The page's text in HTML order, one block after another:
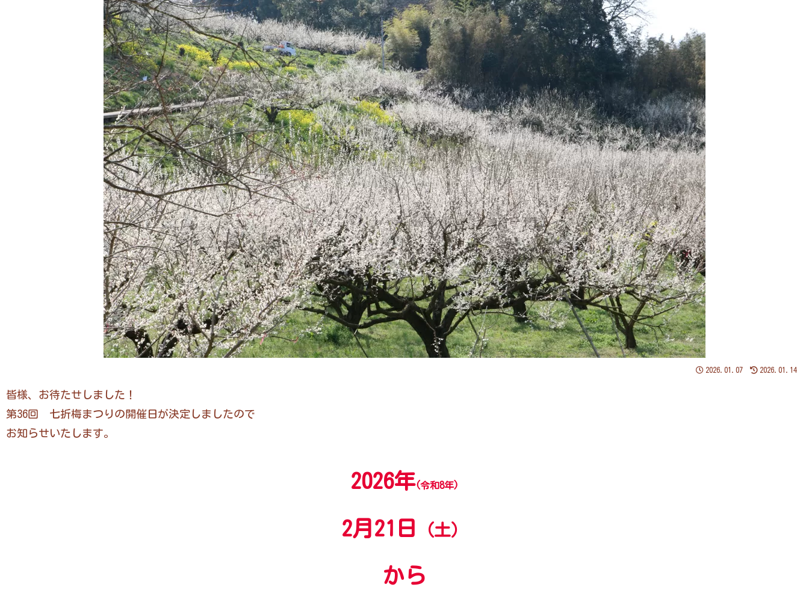
2026.01.07 2026.01.14
皆様、お待たせしました！
第36回 七折梅まつりの開催日が決定しましたので
お知らせいたします。
2026年(令和8年)
2月21日 （土）
から